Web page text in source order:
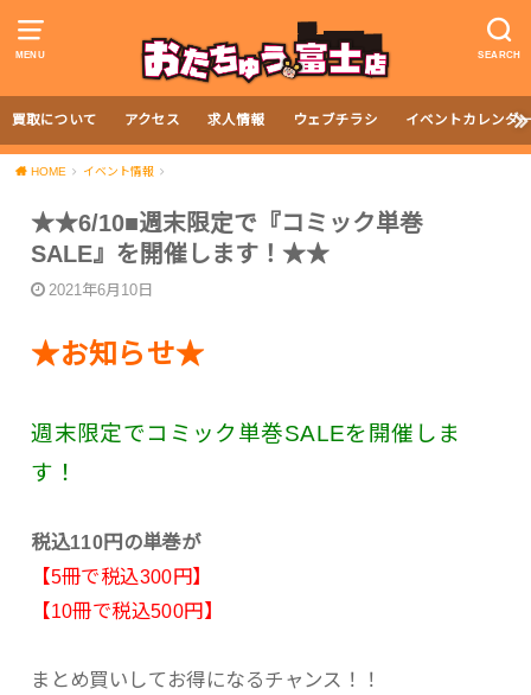
MENU SEARCH
買取について アクセス 求人情報 ウェブチラシ イベントカレンダ
HOME イベント情報
★★6/10■週末限定で『コミック単巻
SALE』を開催します！★★
2021年6月10日
★お知らせ★
週末限定でコミック単巻SALEを開催しま
す！
税込110円の単巻が
【5冊で税込300円】
【10冊で税込500円】
まとめ買いしてお得になるチャンス！！